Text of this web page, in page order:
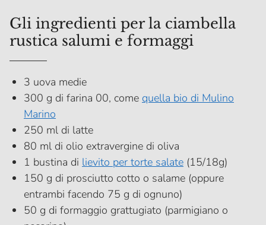
Gli ingredienti per la ciambella
rustica salumi e formaggi
3 uova medie
300 g di farina 00, come quella bio di Mulino
Marino
250 ml di latte
80 ml di olio extravergine di oliva
1 bustina di lievito per torte salate (15/18g)
150 g di prosciutto cotto o salame (oppure
entrambi facendo 75 g di ognuno)
50 g di formaggio grattugiato (parmigiano o